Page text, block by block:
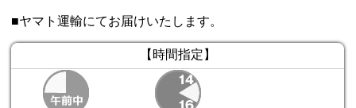
■ヤマト運輸にてお届けいたします。
【時間指定】